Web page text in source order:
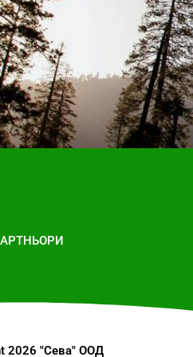
2026 "Сева" ООД